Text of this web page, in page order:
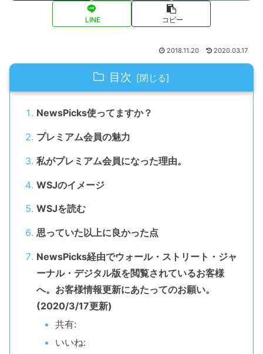
LINE コピー
2018.11.20 2020.03.17
目次
NewsPicks使ってますか？
プレミアム会員の魅力
私がプレミアム会員になった理由。
WSJのイメージ
WSJを読む
思っていた以上に良かった点
NewsPicks経由でウォール・ストリート・ジャ
ーナル・デジタル版を閲覧されているお客様
へ。お客様情報更新にあたってのお願い。
(2020/3/17更新)
共有:
いいね: